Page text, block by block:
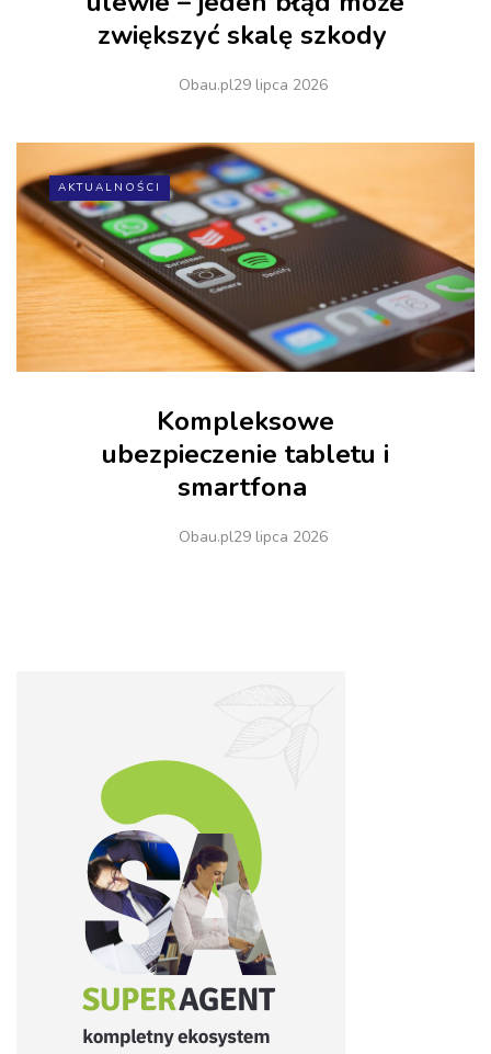
zwiększyć skalę szkody
Obau.pl29 lipca 2026
AKTUALNOŚCI
Kompleksowe
ubezpieczenie tabletu i
smartfona
Obau.pl29 lipca 2026